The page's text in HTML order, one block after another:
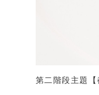
第二階段主題【